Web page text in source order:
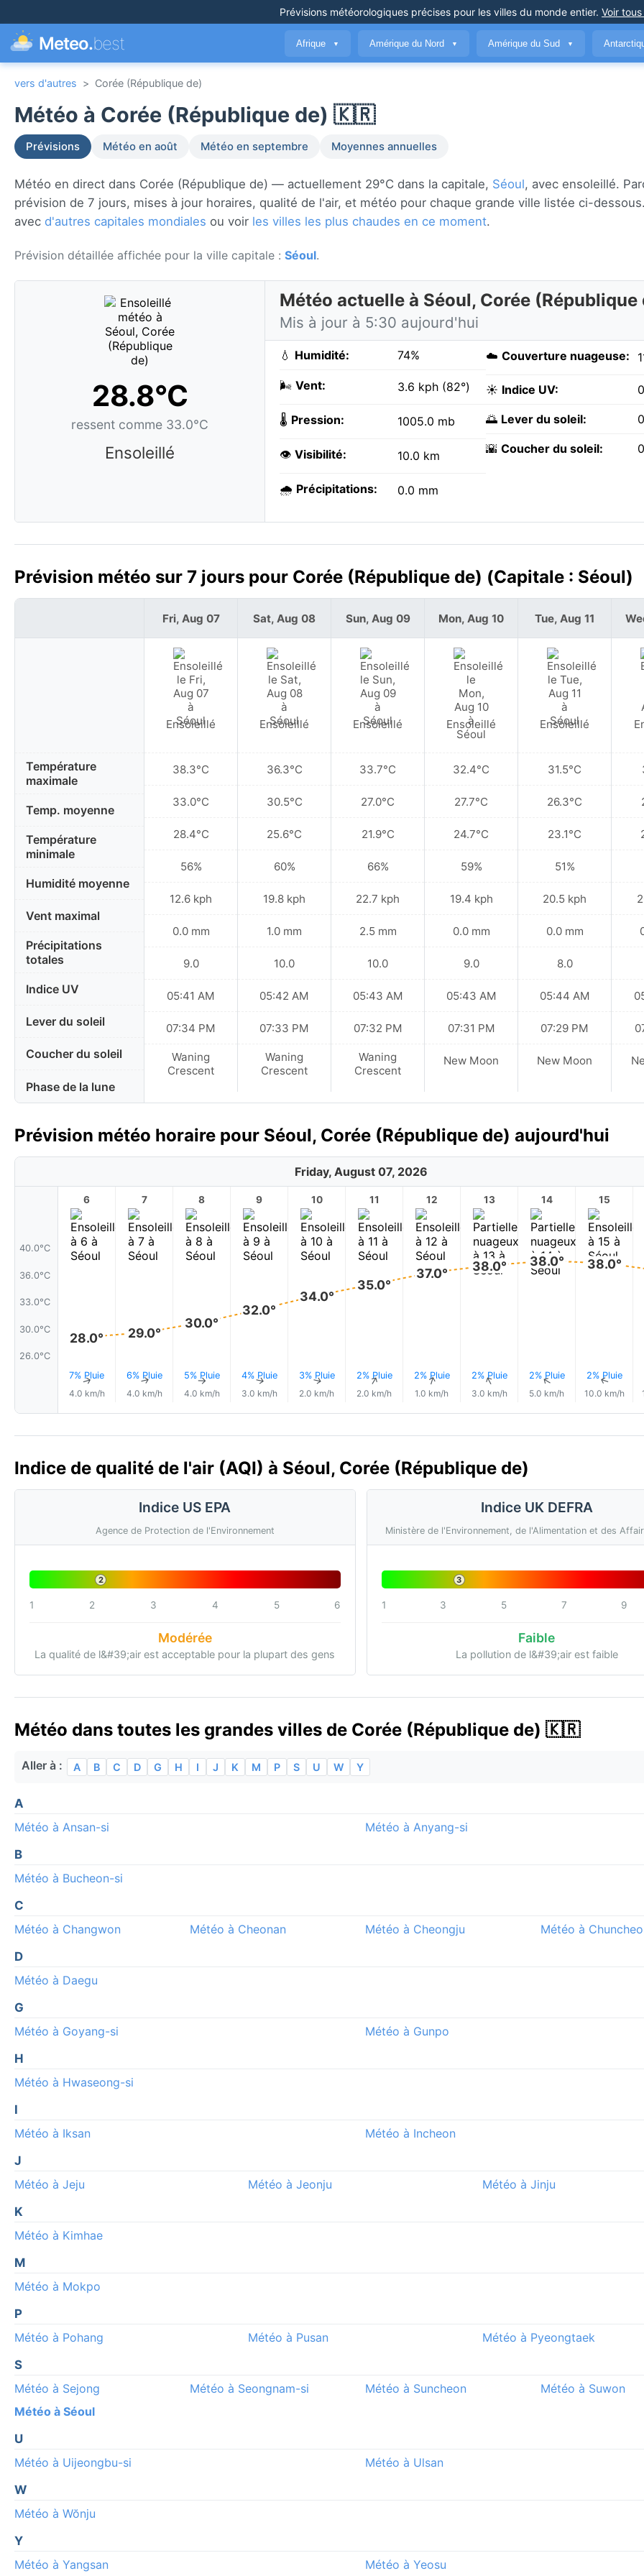
Prévisions météorologiques précises pour les villes du monde entier. Voir
Meteo.best Afrique ▼ Amérique du Nord ▼ Amérique du Sud ▼
vers d'autres > Corée (République de)
Météo à Corée (République de) 🇰🇷
Prévisions Météo en août Météo en septembre Moyennes annuelles
Météo en direct dans Corée (République de) — actuellement 29°C dans la capitale, Séoul, avec ensoleillé.
prévision de 7 jours, mises à jour horaires, qualité de l'air, et météo pour chaque grande ville listée ci-
avec d'autres capitales mondiales ou voir les villes les plus chaudes en ce moment.
Prévision détaillée affichée pour la ville capitale : Séoul.
28.8°C
ressent comme 33.0°C
Ensoleillé
Météo actuelle à Séoul, Corée (République
Mis à jour à 5:30 aujourd'hui
💧 Humidité: 74%
🌬️ Vent: 3.6 kph (82°)
🌡️ Pression: 1005.0 mb
👁️ Visibilité: 10.0 km
🌧️ Précipitations: 0.0 mm
☁️ Couverture nuageuse:
☀️ Indice UV:
🌅 Lever du soleil:
🌇 Coucher du soleil:
Prévision météo sur 7 jours pour Corée (République de) (Capitale : Séoul)
Température
maximale
Temp. moyenne
Température
minimale
Humidité moyenne
Vent maximal
Précipitations
totales
Indice UV
Lever du soleil
Coucher du soleil
Phase de la lune
Fri, Aug 07
Ensoleillé
38.3°C
33.0°C
28.4°C
56%
12.6 kph
0.0 mm
9.0
05:41 AM
07:34 PM
Waning
Crescent
Sat, Aug 08
Ensoleillé
36.3°C
30.5°C
25.6°C
60%
19.8 kph
1.0 mm
10.0
05:42 AM
07:33 PM
Waning
Crescent
Sun, Aug 09
Ensoleillé
33.7°C
27.0°C
21.9°C
66%
22.7 kph
2.5 mm
10.0
05:43 AM
07:32 PM
Waning
Crescent
Mon, Aug 10
Ensoleillé
32.4°C
27.7°C
24.7°C
59%
19.4 kph
0.0 mm
9.0
05:43 AM
07:31 PM
New Moon
Tue, Aug 11
Ensoleillé
31.5°C
26.3°C
23.1°C
51%
20.5 kph
0.0 mm
8.0
05:44 AM
07:29 PM
New Moon
Prévision météo horaire pour Séoul, Corée (République de) aujourd'hui
Friday, August 07, 2026
40.0°C
36.0°C
33.0°C
30.0°C
26.0°C
6
28.0°
7% Pluie
↑
4.0 km/h
7
29.0°
6% Pluie
↑
4.0 km/h
8
30.0°
5% Pluie
↑
4.0 km/h
9
32.0°
4% Pluie
↑
3.0 km/h
10
34.0°
3% Pluie
↑
2.0 km/h
11
35.0°
2% Pluie
↑
2.0 km/h
12
37.0°
2% Pluie
↑
1.0 km/h
13
38.0°
2% Pluie
↑
3.0 km/h
14
38.0°
2% Pluie
↑
5.0 km/h
15
38.0°
2% Pluie
↑
10.0 km/h
Indice de qualité de l'air (AQI) à Séoul, Corée (République de)
Indice US EPA
Agence de Protection de l'Environnement
2
1 2 3 4 5 6
Modérée
La qualité de l&#39;air est acceptable pour la plupart des gens
Indice UK DEFRA
Ministère de l'Environnement, de l'Alimentation et des
3
1 3 5 7 9
Faible
La pollution de l&#39;air est faible
Météo dans toutes les grandes villes de Corée (République de) 🇰🇷
Aller à : A B C D G H I J K M P S U W Y
A
Météo à Ansan-si
Météo à Anyang-si
B
Météo à Bucheon-si
C
Météo à Changwon
Météo à Cheonan Météo à Cheongju
Météo à
D
Météo à Daegu
G
Météo à Goyang-si
Météo à Gunpo
H
Météo à Hwaseong-si
I
Météo à Iksan
Météo à Incheon
J
Météo à Jeju
Météo à Jeonju
Météo à Jinju
K
Météo à Kimhae
M
Météo à Mokpo
P
Météo à Pohang
Météo à Pusan
Météo à Pyeongtaek
S
Météo à Sejong
Météo à Seongnam-si Météo à Suncheon
Météo à Suwon
Météo à Séoul
U
Météo à Uijeongbu-si
Météo à Ulsan
W
Météo à Wŏnju
Y
Météo à Yangsan
Météo à Yeosu